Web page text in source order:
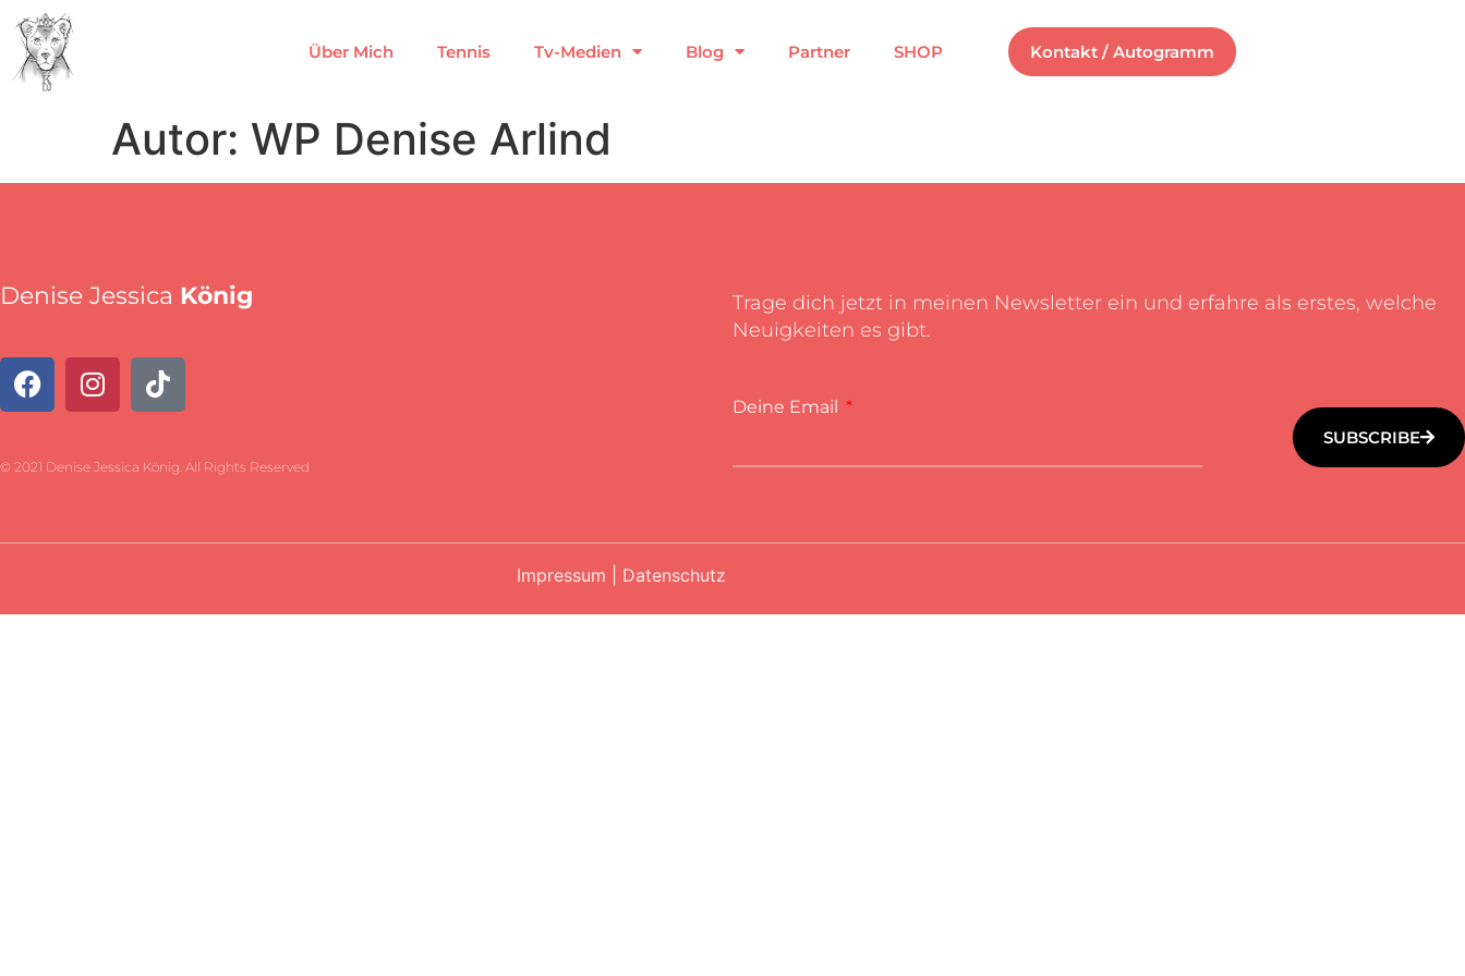
Über Mich Tennis Tv-Medien Blog Partner SHOP Kontakt / Autogramm
Autor: WP Denise Arlind
Denise Jessica König
© 2021 Denise Jessica König. All Rights Reserved
Trage dich jetzt in meinen Newsletter ein und erfahre als erstes, welche
Neuigkeiten es gibt.
Deine Email
SUBSCRIBE
Impressum Datenschutz